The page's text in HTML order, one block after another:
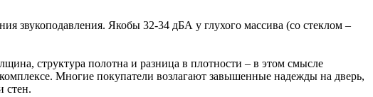
звукоподавления. Якобы 32-34 дБА у глухого массива (со стеклом –
структура полотна и разница в плотности – в этом смысле
Многие покупатели возлагают завышенные надежды на дверь,
стен.